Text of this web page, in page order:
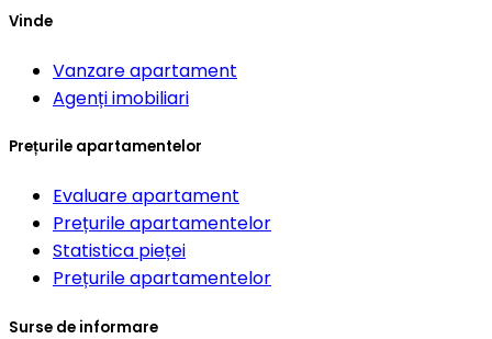
Vinde
Vanzare apartament
Agenți imobiliari
Prețurile apartamentelor
Evaluare apartament
Prețurile apartamentelor
Statistica pieței
Prețurile apartamentelor
Surse de informare